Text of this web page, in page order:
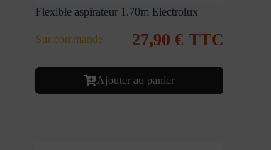
Flexible aspirateur 1.70m Electrolux
Sur commande 27,90 € TTC
Ajouter au panier